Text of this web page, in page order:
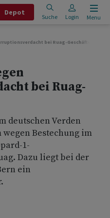
Depot
Suche Login Menu
bei Ruag-Geschäften
bei Ruag-
deutschen Verden
Bestechung im
1-
Dazu liegt bei der
ein